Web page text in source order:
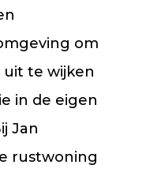
om
te wijken
in de eigen
Jan
rustwoning